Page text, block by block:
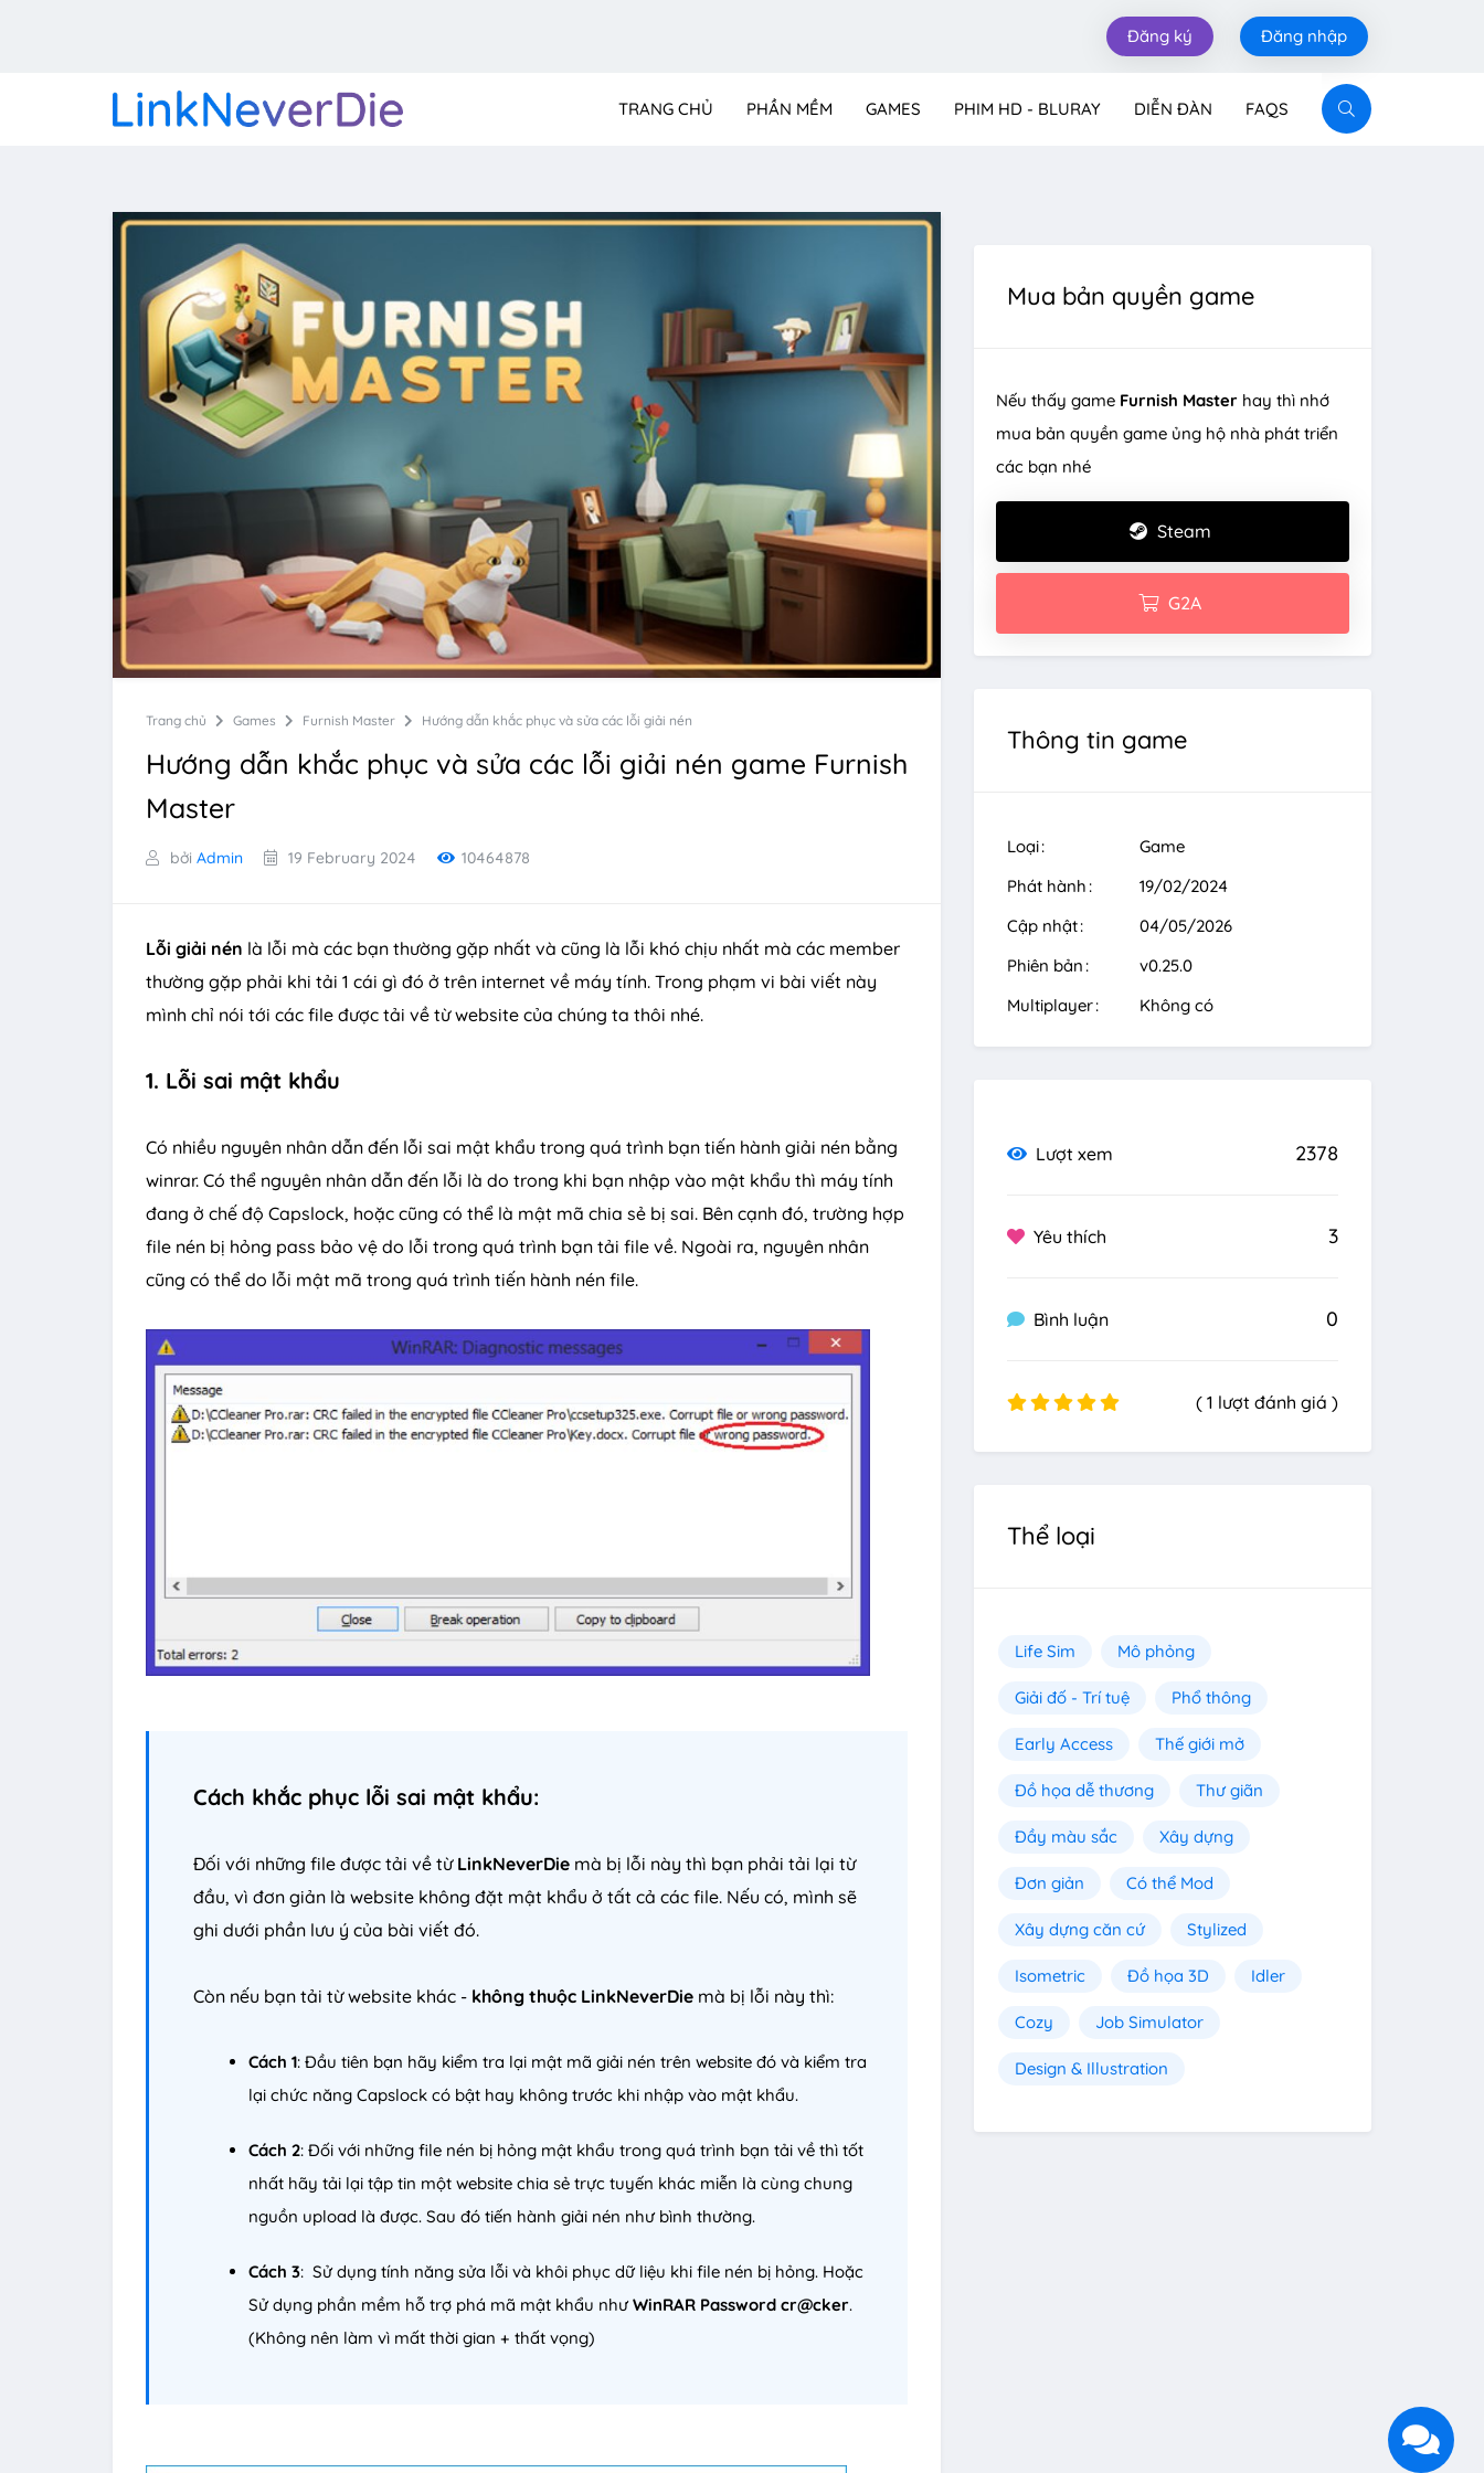
Đăng ký Đăng nhập
TRANG CHỦ PHẦN MỀM GAMES PHIM HD - BLURAY DIỄN ĐÀN FAQS
Trang chủ Games Furnish Master Hướng dẫn khắc phục và sửa các lỗi giải nén
Hướng dẫn khắc phục và sửa các lỗi giải nén game Furnish
Master
bởi Admin 19 February 2024 10464878
Lỗi giải nén là lỗi mà các bạn thường gặp nhất và cũng là lỗi khó chịu nhất mà các member
thường gặp phải khi tải 1 cái gì đó ở trên internet về máy tính. Trong phạm vi bài viết này
mình chỉ nói tới các file được tải về từ website của chúng ta thôi nhé.
1. Lỗi sai mật khẩu
Có nhiều nguyên nhân dẫn đến lỗi sai mật khẩu trong quá trình bạn tiến hành giải nén bằng
winrar. Có thể nguyên nhân dẫn đến lỗi là do trong khi bạn nhập vào mật khẩu thì máy tính
đang ở chế độ Capslock, hoặc cũng có thể là mật mã chia sẻ bị sai. Bên cạnh đó, trường hợp
file nén bị hỏng pass bảo vệ do lỗi trong quá trình bạn tải file về. Ngoài ra, nguyên nhân
cũng có thể do lỗi mật mã trong quá trình tiến hành nén file.
Cách khắc phục lỗi sai mật khẩu:
Đối với những file được tải về từ LinkNeverDie mà bị lỗi này thì bạn phải tải lại từ
đầu, vì đơn giản là website không đặt mật khẩu ở tất cả các file. Nếu có, mình sẽ
ghi dưới phần lưu ý của bài viết đó.
Còn nếu bạn tải từ website khác - không thuộc LinkNeverDie mà bị lỗi này thì:
Cách 1: Đầu tiên bạn hãy kiểm tra lại mật mã giải nén trên website đó và kiểm tra
lại chức năng Capslock có bật hay không trước khi nhập vào mật khẩu.
Cách 2: Đối với những file nén bị hỏng mật khẩu trong quá trình bạn tải về thì tốt
nhất hãy tải lại tập tin một website chia sẻ trực tuyến khác miễn là cùng chung
nguồn upload là được. Sau đó tiến hành giải nén như bình thường.
Cách 3: Sử dụng tính năng sửa lỗi và khôi phục dữ liệu khi file nén bị hỏng. Hoặc
Sử dụng phần mềm hỗ trợ phá mã mật khẩu nhưWinRAR Password cr@cker.
(Không nên làm vì mất thời gian + thất vọng)
Mua bản quyền game
Nếu thấy game Furnish Master hay thì nhớ
mua bản quyền game ủng hộ nhà phát triển
các bạn nhé
Steam
G2A
Thông tin game
Loại
Game
Phát hành
19/02/2024
Cập nhật
04/05/2026
Phiên bản
v0.25.0
Multiplayer
Không có
Lượt xem 2378
Yêu thích 3
Bình luận 0
( 1 lượt đánh giá )
Thể loại
Life Sim Mô phỏng
Giải đố - Trí tuệ Phổ thông
Early Access Thế giới mở
Đồ họa dễ thương Thư giãn
Đầy màu sắc Xây dựng
Đơn giản Có thể Mod
Xây dựng căn cứ Stylized
Isometric Đồ họa 3D Idler
Cozy Job Simulator
Design & Illustration